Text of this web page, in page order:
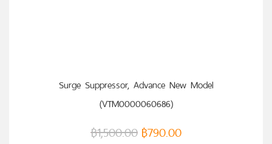
Surge Suppressor, Advance New Model
(VTM0000060686)
฿1,500.00 ฿790.00